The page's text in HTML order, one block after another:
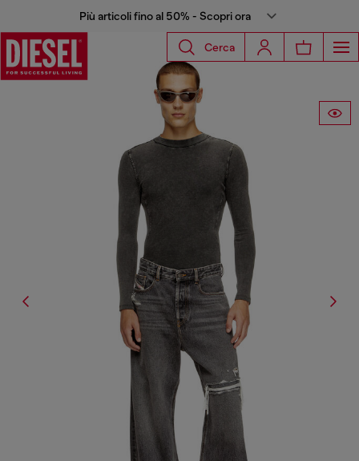
Più articoli fino al 50% - Scopri ora
Cerca